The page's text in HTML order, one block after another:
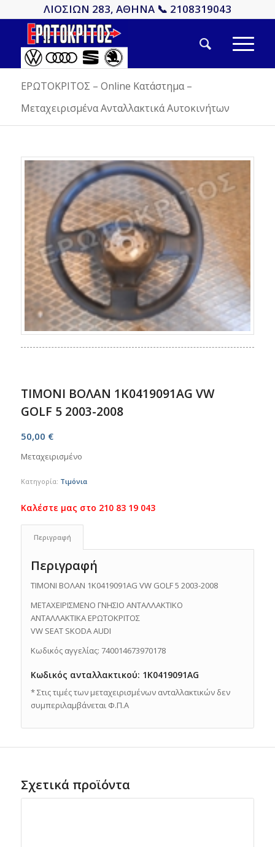
ΛΙΟΣΙΩΝ 283, ΑΘΗΝΑ 📞 2108319043
ΕΡΩΤΟΚΡΙΤΟΣ – Online Κατάστημα –
Μεταχειρισμένα Ανταλλακτικά Αυτοκινήτων
ΤΙΜΟΝΙ ΒΟΛΑΝ 1K0419091ΑG VW
GOLF 5 2003-2008
50,00 €
Μεταχειρισμένο
Κατηγορία: Τιμόνια
Περιγραφή
Περιγραφή
ΤΙΜΟΝΙ ΒΟΛΑΝ 1K0419091ΑG VW GOLF 5 2003-2008
ΜΕΤΑΧΕΙΡΙΣΜΕΝΟ ΓΝΗΣΙΟ ΑΝΤΑΛΛΑΚΤΙΚO
ΑΝΤΑΛΛΑΚΤΙΚΑ ΕΡΩΤΟΚΡΙΤΟΣ
VW SEAT SKODA AUDI
Κωδικός αγγελίας: 740014673970178
Κωδικός ανταλλακτικού: 1K0419091ΑG
* Στις τιμές των μεταχειρισμένων ανταλλακτικών δεν
συμπεριλαμβάνεται Φ.Π.Α
Σχετικά προϊόντα